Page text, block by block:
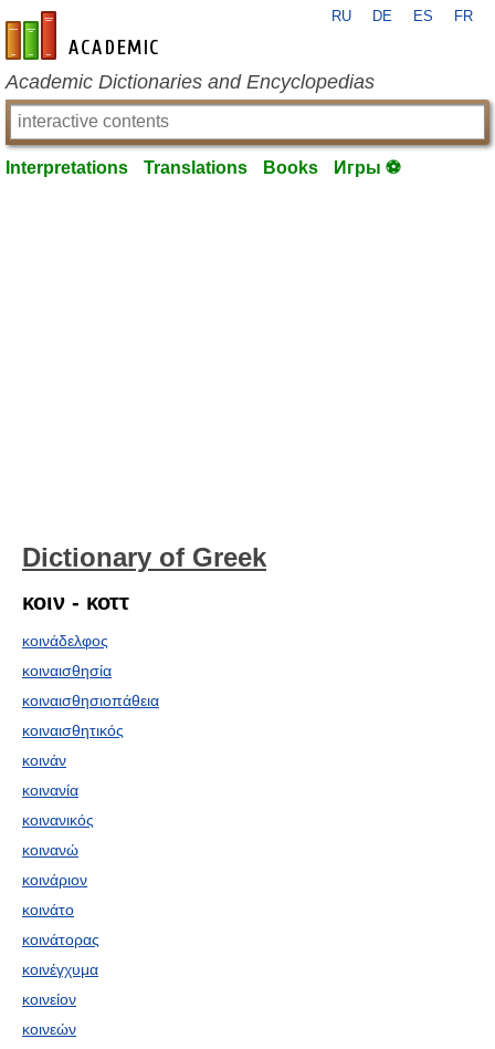
en-academic.com
RU DE ES FR
Academic Dictionaries and Encyclopedias
Interpretations Translations Books Игры ⚽
Dictionary of Greek
κοιν - κοττ
κοινάδελφος
κοιναισθησία
κοιναισθησιοπάθεια
κοιναισθητικός
κοινάν
κοινανία
κοινανικός
κοινανώ
κοινάριον
κοινάτο
κοινάτορας
κοινέγχυμα
κοινείον
κοινεών